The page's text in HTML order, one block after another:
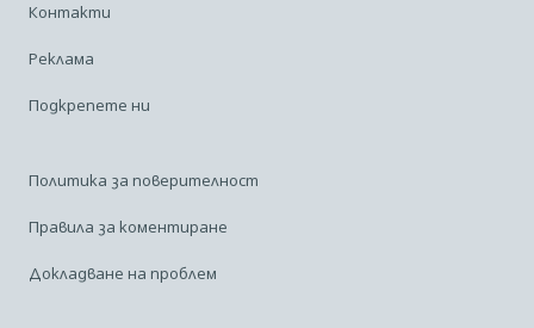
Контакти
Реклама
Подкрепете ни
Политика за поверителност
Правила за коментиране
Докладване на проблем